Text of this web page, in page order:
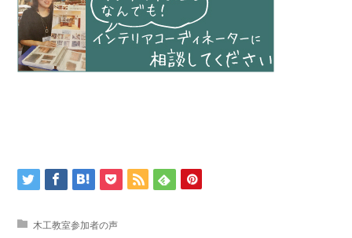
木工教室参加者の声